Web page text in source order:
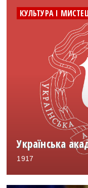
КУЛЬТУРА І
Українська
1917